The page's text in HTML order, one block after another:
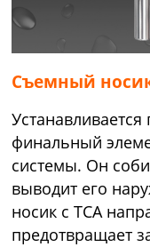
Съемный
финальный
системы. Он
выводит его
носик с ТСА
предотвращает